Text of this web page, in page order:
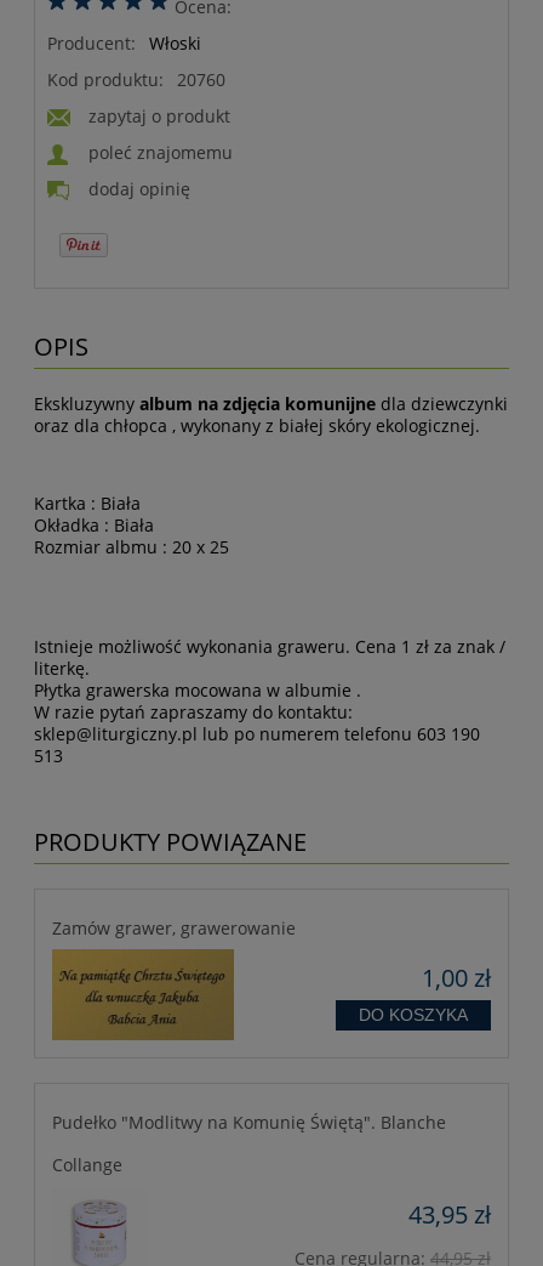
Ocena:
Producent:
Włoski
Kod produktu:
20760
zapytaj o produkt
poleć znajomemu
dodaj opinię
OPIS
Ekskluzywny album na zdjęcia komunijne dla dziewczynki
oraz dla chłopca , wykonany z białej skóry ekologicznej.
Kartka : Biała
Okładka : Biała
Rozmiar albmu : 20 x 25
Istnieje możliwość wykonania graweru. Cena 1 zł za znak /
literkę.
Płytka grawerska mocowana w albumie .
W razie pytań zapraszamy do kontaktu:
sklep@liturgiczny.pl lub po numerem telefonu 603 190
513
PRODUKTY POWIĄZANE
Zamów grawer, grawerowanie
1,00 zł
DO KOSZYKA
Pudełko "Modlitwy na Komunię Świętą". Blanche
Collange
43,95 zł
Cena regularna: 44,95 zł